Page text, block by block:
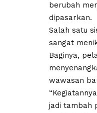
berubah
dipasarkan.
Salah satu
sangat
Baginya,
wawasan
jadi tambah